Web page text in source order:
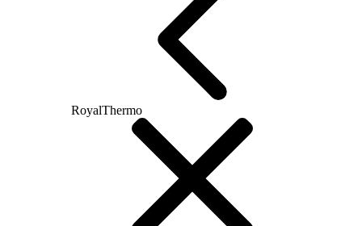
RoyalThermo